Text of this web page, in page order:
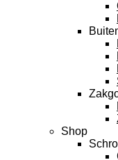
Shop